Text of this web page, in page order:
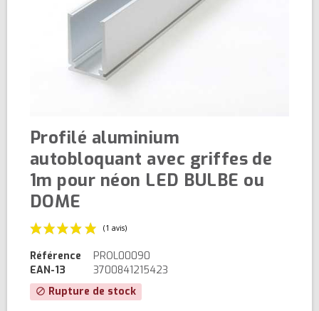
Profilé aluminium
autobloquant avec griffes de
1m pour néon LED BULBE ou
DOME
Référence
PROL00090
EAN-13
3700841215423
block Rupture de stock